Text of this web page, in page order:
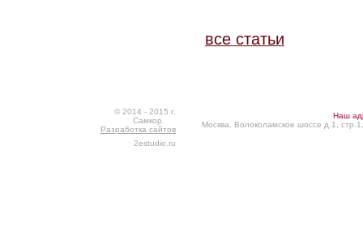
все статьи
© 2014 - 2015 г.
Самкор.
Разработка сайтов
2estudio.ru
Наш
Москва. Волоколамское шоссе д.1,